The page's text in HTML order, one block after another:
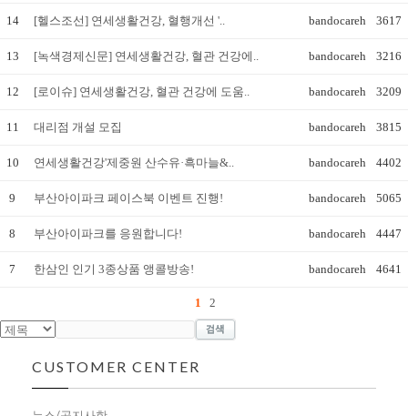
14 [헬스조선] 연세생활건강, 혈행개선 '.. bandocareh 3617
13 [녹색경제신문] 연세생활건강, 혈관 건강에.. bandocareh 3216
12 [로이슈] 연세생활건강, 혈관 건강에 도움.. bandocareh 3209
11 대리점 개설 모집 bandocareh 3815
10 연세생활건강'제중원 산수유·흑마늘&.. bandocareh 4402
9 부산아이파크 페이스북 이벤트 진행! bandocareh 5065
8 부산아이파크를 응원합니다! bandocareh 4447
7 한삼인 인기 3종상품 앵콜방송! bandocareh 4641
1 2
CUSTOMER CENTER